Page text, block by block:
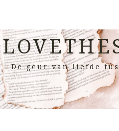
De geur van liefde